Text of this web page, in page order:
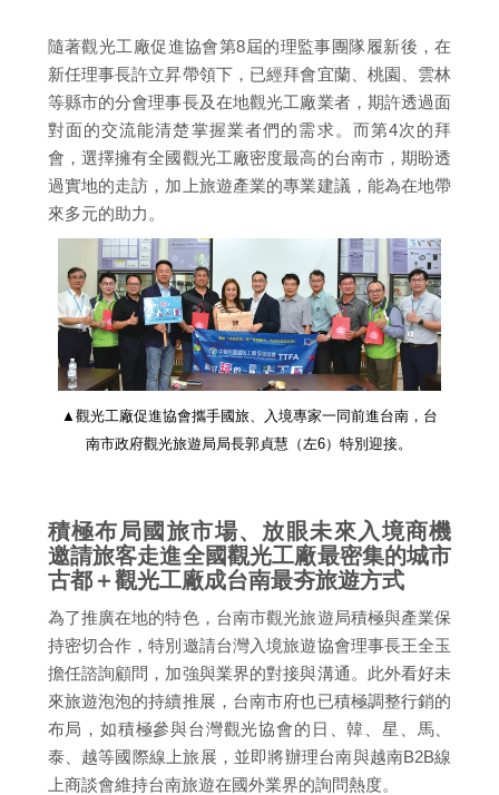
隨著觀光工廠促進協會第8屆的理監事團隊履新後，在
新任理事長許立昇帶領下，已經拜會宜蘭、桃園、雲林
等縣市的分會理事長及在地觀光工廠業者，期許透過面
對面的交流能清楚掌握業者們的需求。而第4次的拜
會，選擇擁有全國觀光工廠密度最高的台南市，期盼透
過實地的走訪，加上旅遊產業的專業建議，能為在地帶
來多元的助力。
▲觀光工廠促進協會攜手國旅、入境專家一同前進台南，台
南市政府觀光旅遊局局長郭貞慧（左6）特別迎接。
積極布局國旅市場、放眼未來入境商機
邀請旅客走進全國觀光工廠最密集的城市
古都＋觀光工廠成台南最夯旅遊方式
為了推廣在地的特色，台南市觀光旅遊局積極與產業保
持密切合作，特別邀請台灣入境旅遊協會理事長王全玉
擔任諮詢顧問，加強與業界的對接與溝通。此外看好未
來旅遊泡泡的持續推展，台南市府也已積極調整行銷的
布局，如積極參與台灣觀光協會的日、韓、星、馬、
泰、越等國際線上旅展，並即將辦理台南與越南B2B線
上商談會維持台南旅遊在國外業界的詢問熱度。